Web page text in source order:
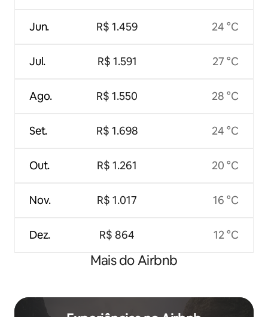
Jun.
Jul.
Ago.
Set.
Out.
Nov.
Dez.
R$ 1.459
R$ 1.591
R$ 1.550
R$ 1.698
R$ 1.261
R$ 1.017
R$ 864
24 °C
27 °C
28 °C
24 °C
20 °C
16 °C
12 °C
Mais do Airbnb